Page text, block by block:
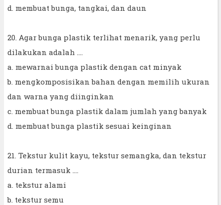
d. membuat bunga, tangkai, dan daun
20. Agar bunga plastik terlihat menarik, yang perlu
dilakukan adalah ....
a. mewarnai bunga plastik dengan cat minyak
b. mengkomposisikan bahan dengan memilih ukuran
dan warna yang diinginkan
c. membuat bunga plastik dalam jumlah yang banyak
d. membuat bunga plastik sesuai keinginan
21. Tekstur kulit kayu, tekstur semangka, dan tekstur
durian termasuk ….
a. tekstur alami
b. tekstur semu